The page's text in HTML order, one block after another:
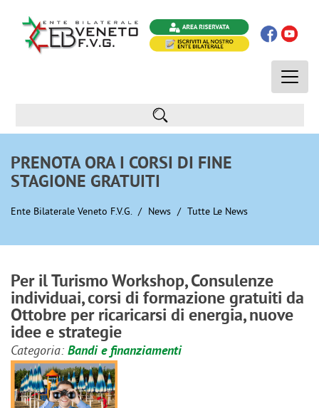
Toggle
PRENOTA ORA I CORSI DI FINE
STAGIONE GRATUITI
Ente Bilaterale Veneto F.V.G. News Tutte Le News
Per il Turismo Workshop, Consulenze
individuai, corsi di formazione gratuiti da
Ottobre per ricaricarsi di energia, nuove
idee e strategie
Categoria: Bandi e finanziamenti